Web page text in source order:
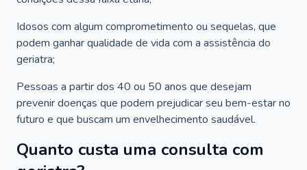
Idosos com algum comprometimento ou sequelas, que
podem ganhar qualidade de vida com a assistência do
geriatra;
Pessoas a partir dos 40 ou 50 anos que desejam
prevenir doenças que podem prejudicar seu bem-estar no
futuro e que buscam um envelhecimento saudável.
Quanto custa uma consulta com